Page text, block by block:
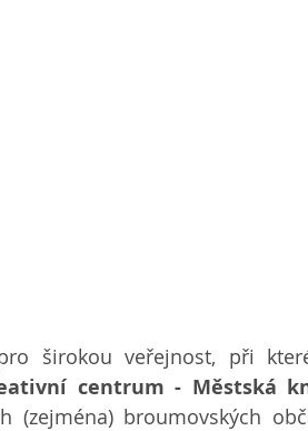
centrum - Městská
(zejména) broumovských